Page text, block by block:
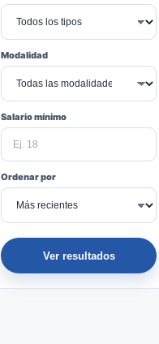
Modalidad
Salario mínimo
Ordenar por
Ver resultados